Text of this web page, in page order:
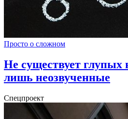
Просто о сложном
Не существует глупых
лишь неозвученные
Спецпроект